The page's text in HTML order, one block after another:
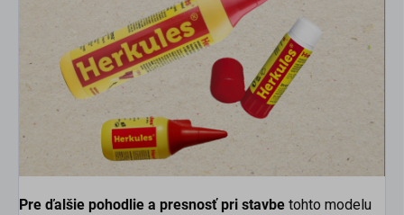
Pre ďalšie pohodlie a presnosť pri stavbe tohto modelu